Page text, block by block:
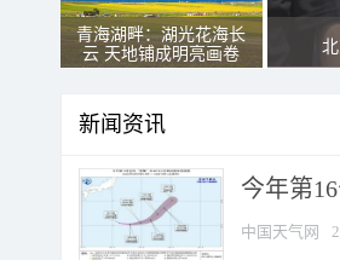
青海湖畔：湖光花海长
云 天地铺成明亮画卷
新闻资讯
今年第
中国天气网